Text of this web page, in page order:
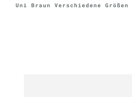
Uni Braun Verschiedene Größen